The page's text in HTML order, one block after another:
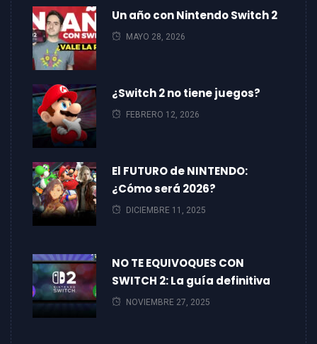
Un año con Nintendo Switch 2
MAYO 28, 2026
¿Switch 2 no tiene juegos?
FEBRERO 12, 2026
El FUTURO de NINTENDO:
¿Cómo será 2026?
DICIEMBRE 11, 2025
NO TE EQUIVOQUES CON
SWITCH 2: La guía definitiva
NOVIEMBRE 27, 2025